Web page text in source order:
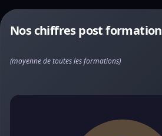
Nos chiffres post formation
(moyenne de toutes les formations)